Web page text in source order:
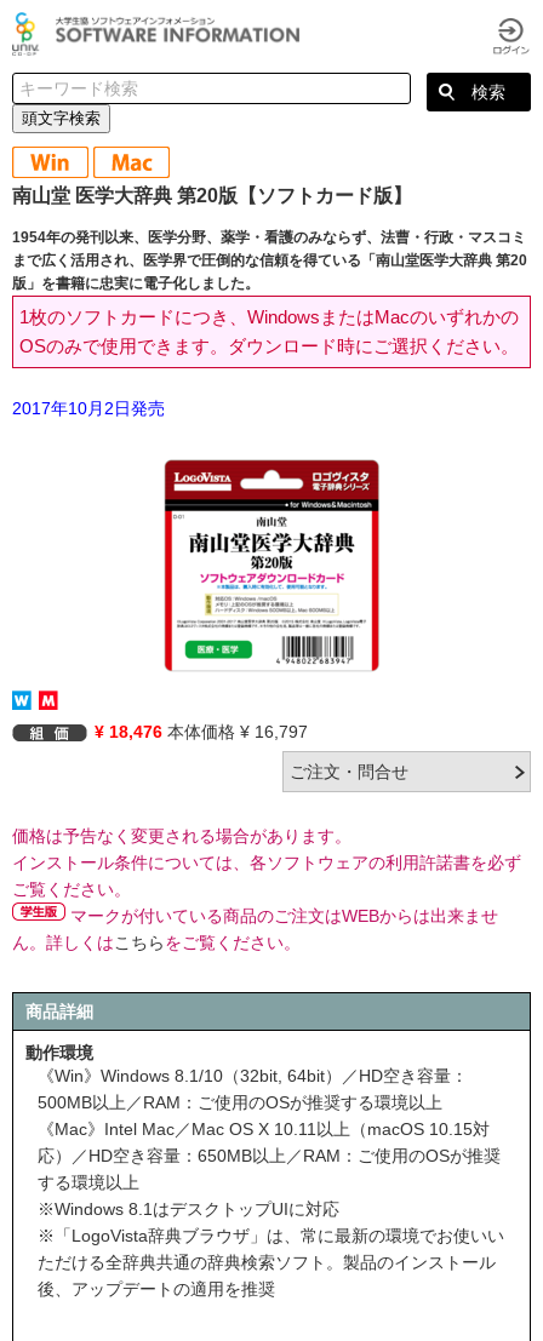
頭文字検索
南山堂 医学大辞典 第20版【ソフトカード版】
1954年の発刊以来、医学分野、薬学・看護のみならず、法曹・行政・マスコミ
まで広く活用され、医学界で圧倒的な信頼を得ている「南山堂医学大辞典 第20
版」を書籍に忠実に電子化しました。
1枚のソフトカードにつき、WindowsまたはMacのいずれかの
OSのみで使用できます。ダウンロード時にご選択ください。
2017年10月2日発売
¥ 18,476 本体価格 ¥ 16,797
価格は予告なく変更される場合があります。
インストール条件については、各ソフトウェアの利用許諾書を必ず
ご覧ください。
マークが付いている商品のご注文はWEBからは出来ませ
ん。詳しくはこちらをご覧ください。
商品詳細
動作環境
《Win》Windows 8.1/10（32bit, 64bit）／HD空き容量：
500MB以上／RAM：ご使用のOSが推奨する環境以上
《Mac》Intel Mac／Mac OS X 10.11以上（macOS 10.15対
応）／HD空き容量：650MB以上／RAM：ご使用のOSが推奨
する環境以上
※Windows 8.1はデスクトップUIに対応
※「LogoVista辞典ブラウザ」は、常に最新の環境でお使いい
ただける全辞典共通の辞典検索ソフト。製品のインストール
後、アップデートの適用を推奨